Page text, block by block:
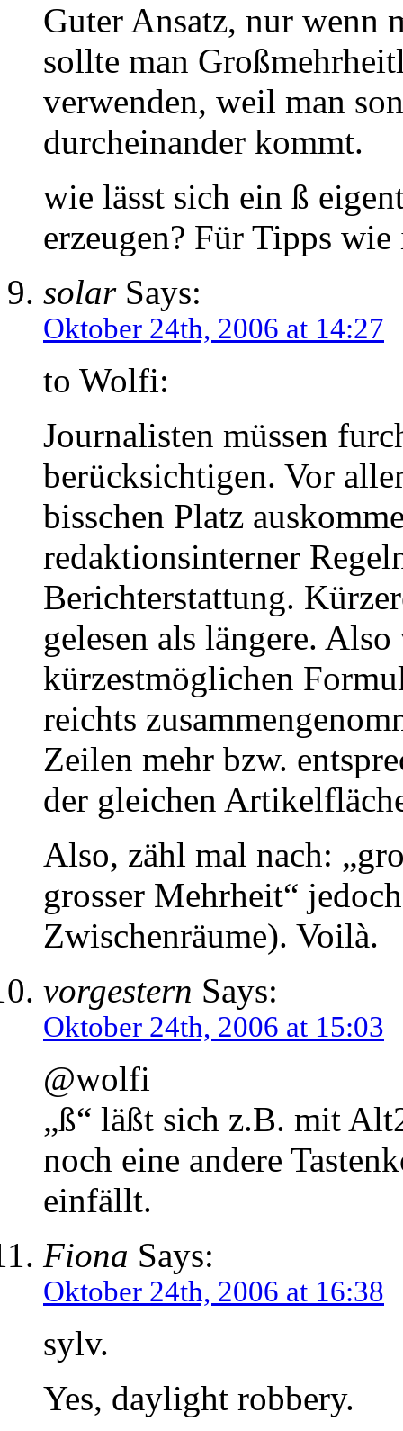
Guter Ansatz, nur wenn
sollte man
verwenden, weil man
durcheinander kommt.
wie lässt sich ein ß
erzeugen? Für Tipps
solarSays:
Oktober 24th, 2006 at 14:27
to Wolfi:
Journalisten müssen
berücksichtigen. Vor
bisschen Platz
redaktionsinterner
Berichterstattung.
gelesen als längere.
kürzestmöglichen
reichts
Zeilen mehr bzw.
der gleichen
Also, zähl mal nach:
grosser Mehrheit“
Zwischenräume). Voilà.
vorgestern Says:
Oktober 24th, 2006 at 15:03
@wolfi
„ß“ läßt sich z.B. mit
noch eine andere
einfällt.
Fiona Says:
Oktober 24th, 2006 at 16:38
sylv.
Yes, daylight robbery.